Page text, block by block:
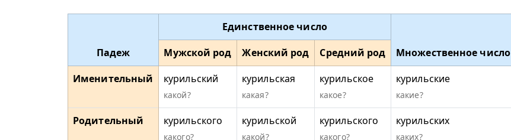
Падеж
Единственное число
Множественное число
Мужской род Женский род
Средний род
Именительный
курильский
какой?
курильская
какая?
курильское
какое?
курильские
какие?
Родительный курильского
какого?
курильской
какой?
курильского
какого?
курильских
каких?